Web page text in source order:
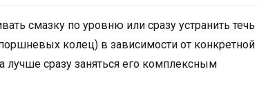
смазку по уровню или сразу устранить течь
колец) в зависимости от конкретной
лучше сразу заняться его комплексным